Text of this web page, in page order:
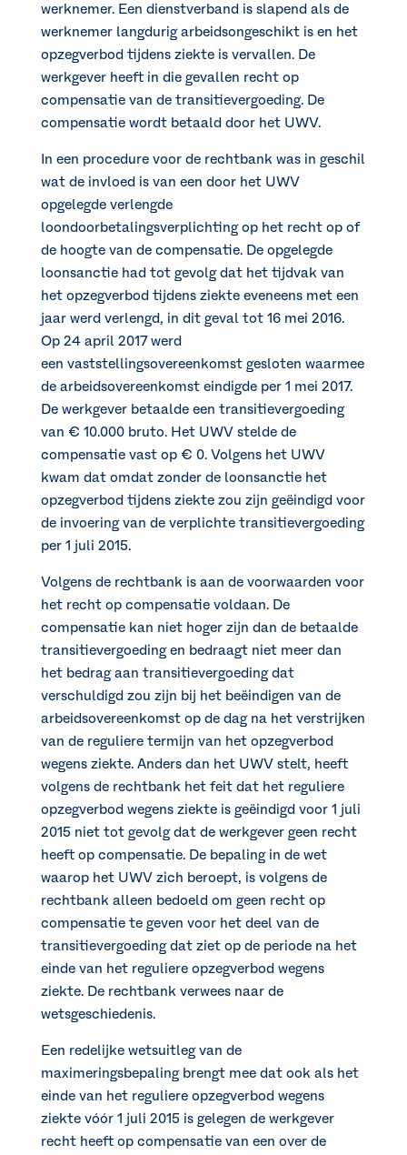
werknemer. Een dienstverband is slapend als de
werknemer langdurig arbeidsongeschikt is en het
opzegverbod tijdens ziekte is vervallen. De
werkgever heeft in die gevallen recht op
compensatie van de transitievergoeding. De
compensatie wordt betaald door het UWV.
In een procedure voor de rechtbank was in geschil
wat de invloed is van een door het UWV
opgelegde verlengde
loondoorbetalingsverplichting op het recht op of
de hoogte van de compensatie. De opgelegde
loonsanctie had tot gevolg dat het tijdvak van
het opzegverbod tijdens ziekte eveneens met een
jaar werd verlengd, in dit geval tot 16 mei 2016.
Op 24 april 2017 werd
een vaststellingsovereenkomst gesloten waarmee
de arbeidsovereenkomst eindigde per 1 mei 2017.
De werkgever betaalde een transitievergoeding
van € 10.000 bruto. Het UWV stelde de
compensatie vast op € 0. Volgens het UWV
kwam dat omdat zonder de loonsanctie het
opzegverbod tijdens ziekte zou zijn geëindigd voor
de invoering van de verplichte transitievergoeding
per 1 juli 2015.
Volgens de rechtbank is aan de voorwaarden voor
het recht op compensatie voldaan. De
compensatie kan niet hoger zijn dan de betaalde
transitievergoeding en bedraagt niet meer dan
het bedrag aan transitievergoeding dat
verschuldigd zou zijn bij het beëindigen van de
arbeidsovereenkomst op de dag na het verstrijken
van de reguliere termijn van het opzegverbod
wegens ziekte. Anders dan het UWV stelt, heeft
volgens de rechtbank het feit dat het reguliere
opzegverbod wegens ziekte is geëindigd voor 1 juli
2015 niet tot gevolg dat de werkgever geen recht
heeft op compensatie. De bepaling in de wet
waarop het UWV zich beroept, is volgens de
rechtbank alleen bedoeld om geen recht op
compensatie te geven voor het deel van de
transitievergoeding dat ziet op de periode na het
einde van het reguliere opzegverbod wegens
ziekte. De rechtbank verwees naar de
wetsgeschiedenis.
Een redelijke wetsuitleg van de
maximeringsbepaling brengt mee dat ook als het
einde van het reguliere opzegverbod wegens
ziekte vóór 1 juli 2015 is gelegen de werkgever
recht heeft op compensatie van een over de